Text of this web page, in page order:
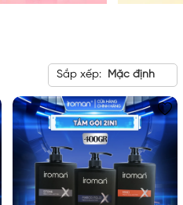
Sắp xếp: Mặc định